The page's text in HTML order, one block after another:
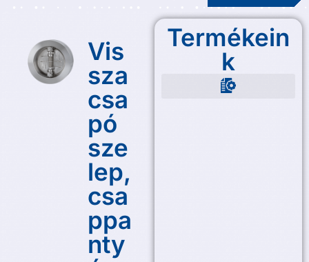
Vis
sza
csa
pó
sze
lep,
csa
ppa
nty
Termékein
k